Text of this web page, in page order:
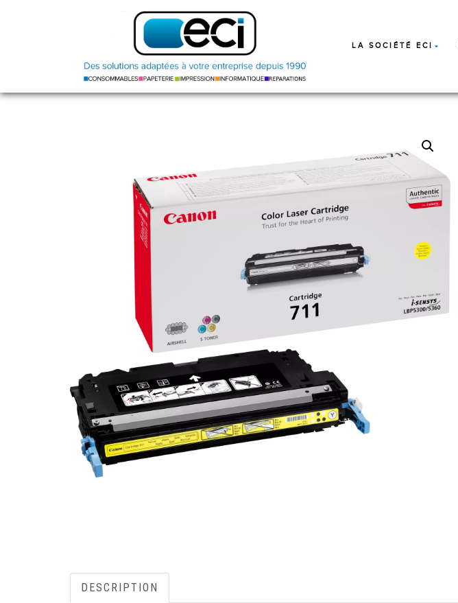
LA SOCIÉTÉ ECI
DESCRIPTION